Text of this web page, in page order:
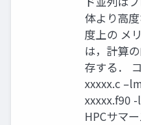
体より高
度上の メ
は，計算
存する．
xxxxx.c
xxxxx.f90
HPCサマ